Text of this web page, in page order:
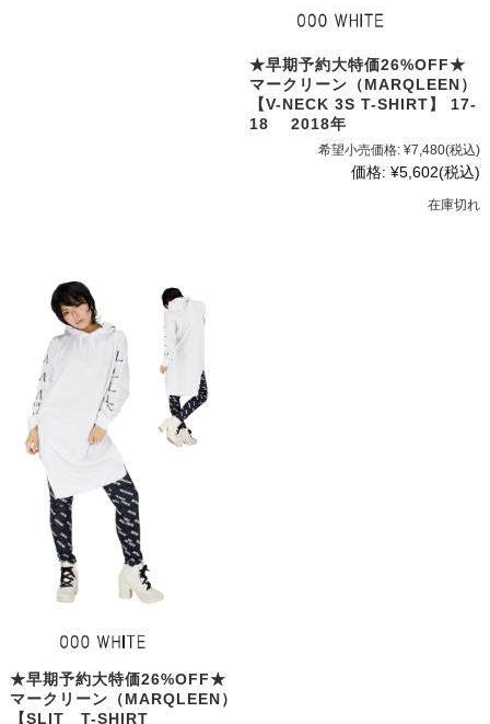
★早期予約大特価26%OFF★
マークリーン（MARQLEEN）
【V-NECK 3S T-SHIRT】 17-
18 2018年
希望小売価格: ¥7,480(税込)
価格: ¥5,602(税込)
在庫切れ
★早期予約大特価26%OFF★
マークリーン（MARQLEEN）
【SLIT T-SHIRT